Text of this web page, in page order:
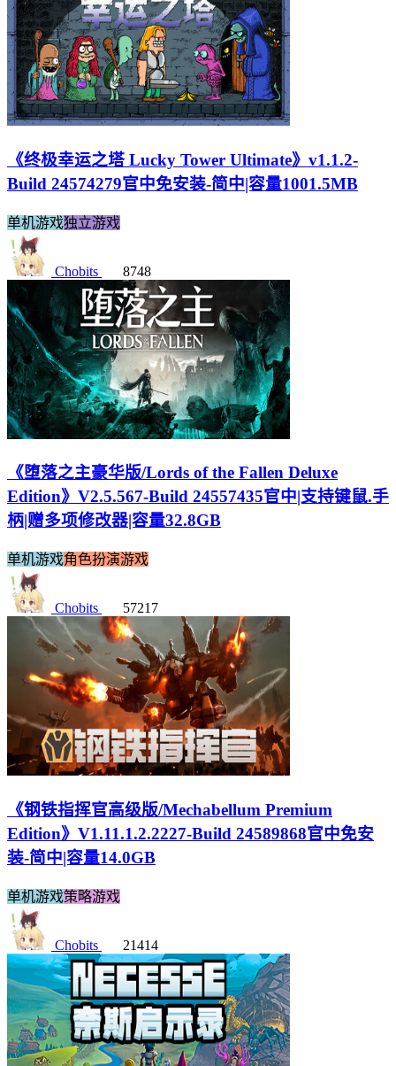
《终极幸运之塔 Lucky Tower Ultimate》v1.1.2-
Build 24574279官中免安装-简中|容量1001.5MB
单机游戏独立游戏
Chobits 8748
《堕落之主豪华版/Lords of the Fallen Deluxe
Edition》V2.5.567-Build 24557435官中|支持键鼠.手
柄|赠多项修改器|容量32.8GB
单机游戏角色扮演游戏
Chobits 57217
《钢铁指挥官高级版/Mechabellum Premium
Edition》V1.11.1.2.2227-Build 24589868官中免安
装-简中|容量14.0GB
单机游戏策略游戏
Chobits 21414